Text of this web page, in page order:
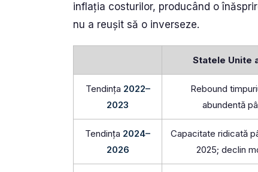
inflația costurilor, producând o
nu a reușit să o inverseze.
Statele Unite
Tendința 2022–
2023
Rebound
abundentă
Tendința 2024–
2026
Capacitate ridicată
2025; declin